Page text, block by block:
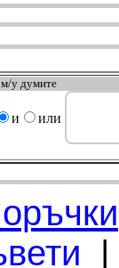
м/у думите
и или